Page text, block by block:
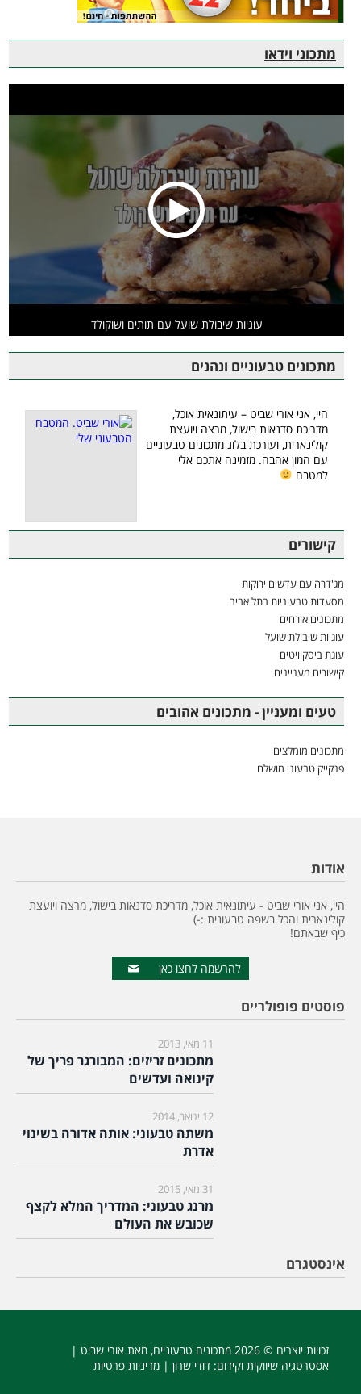
מתכוני וידאו
עוגיות שיבולת שועל עם תותים ושוקולד
מתכונים טבעוניים ונהנים
היי, אני אורי שביט – עיתונאית אוכל,
מדריכת סדנאות בישול, מרצה ויועצת
קולינארית, ועורכת בלוג מתכונים טבעוניים
עם המון אהבה. מזמינה אתכם אלי
למטבח
קישורים
מג'דרה עם עדשים ירוקות
מסעדות טבעוניות בתל אביב
מתכונים אורחים
עוגיות שיבולת שועל
עוגת ביסקוויטים
קישורים מעניינים
טעים ומעניין - מתכונים אהובים
מתכונים מומלצים
פנקייק טבעוני מושלם
אודות
היי, אני אורי שביט - עיתונאית אוכל, מדריכת סדנאות בישול, מרצה ויועצת
קולינארית והכל בשפה טבעונית :-)
כיף שבאתם!
להרשמה לחצו כאן
פוסטים פופולריים
11 מאי, 2013
מתכונים זריזים: המבורגר פריך של
קינואה ועדשים
12 ינואר, 2014
משתה טבעוני: אותה אדורה בשינוי
אדרת
31 מאי, 2015
מרנג טבעוני: המדריך המלא לקצף
שכובש את העולם
אינסטגרם
זכויות יוצרים © 2026 מתכונים טבעוניים, מאת אורי שביט |
אסטרטגיה שיווקית וקידום: דודי שרון | מדיניות פרטיות